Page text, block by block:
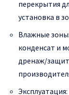
перекрытия
установка в
Влажные
конденсат и
дренаж/